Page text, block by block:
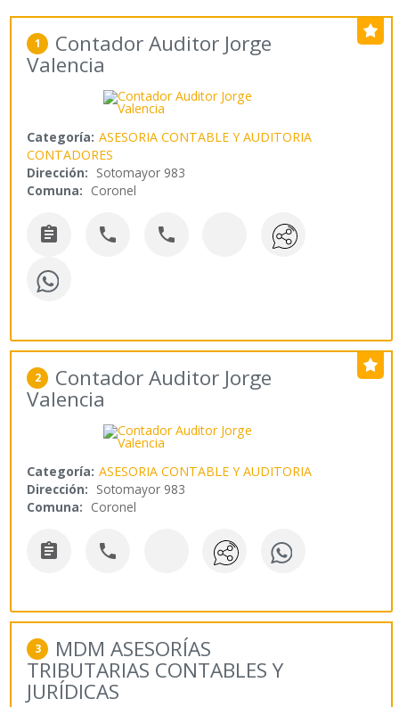
1 Contador Auditor Jorge
Valencia
Categoría: ASESORIA CONTABLE Y AUDITORIA
CONTADORES
Dirección: Sotomayor 983
Comuna: Coronel
  
2 Contador Auditor Jorge
Valencia
Categoría: ASESORIA CONTABLE Y AUDITORIA
Dirección: Sotomayor 983
Comuna: Coronel
 
3 MDM ASESORÍAS
TRIBUTARIAS CONTABLES Y
JURÍDICAS